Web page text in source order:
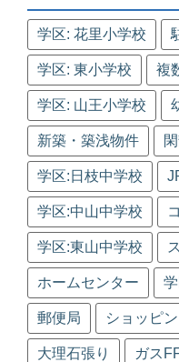
学区: 花里小学校
学区: 東小学校 複
学区: 山王小学校
新築・築浅物件
学区:日枝中学校
学区:中山中学校
学区:東山中学校
ホームセンター
郵便局 ショッピ
大理石張り ガス